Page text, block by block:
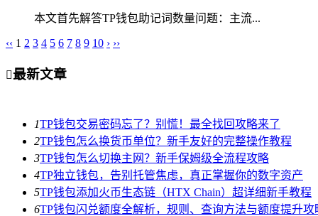
本文首先解答TP钱包助记词数量问题：主流...
‹‹ 1 2 3 4 5 6 7 8 9 10 › ››
最新文章
1TP钱包交易密码忘了？别慌！最全找回攻略来了
2TP钱包怎么换货币单位？新手友好的完整操作教程
3TP钱包怎么切换主网？新手保姆级全流程攻略
4TP独立钱包，告别托管焦虑，真正掌握你的数字资产
5TP钱包添加火币生态链（HTX Chain）超详细新手教程
6TP钱包闪兑额度全解析，规则、查询方法与额度提升攻